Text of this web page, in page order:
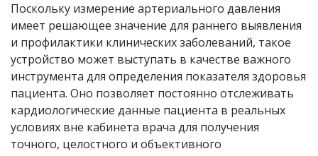
Поскольку измерение артериального давления
имеет решающее значение для раннего выявления
и профилактики клинических заболеваний, такое
устройство может выступать в качестве важного
инструмента для определения показателя здоровья
пациента. Оно позволяет постоянно отслеживать
кардиологические данные пациента в реальных
условиях вне кабинета врача для получения
точного, целостного и объективного